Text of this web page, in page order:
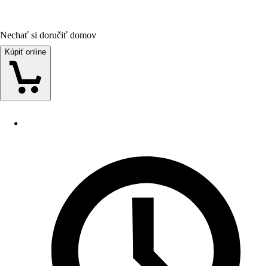
Nechať si doručiť domov
Kúpiť online